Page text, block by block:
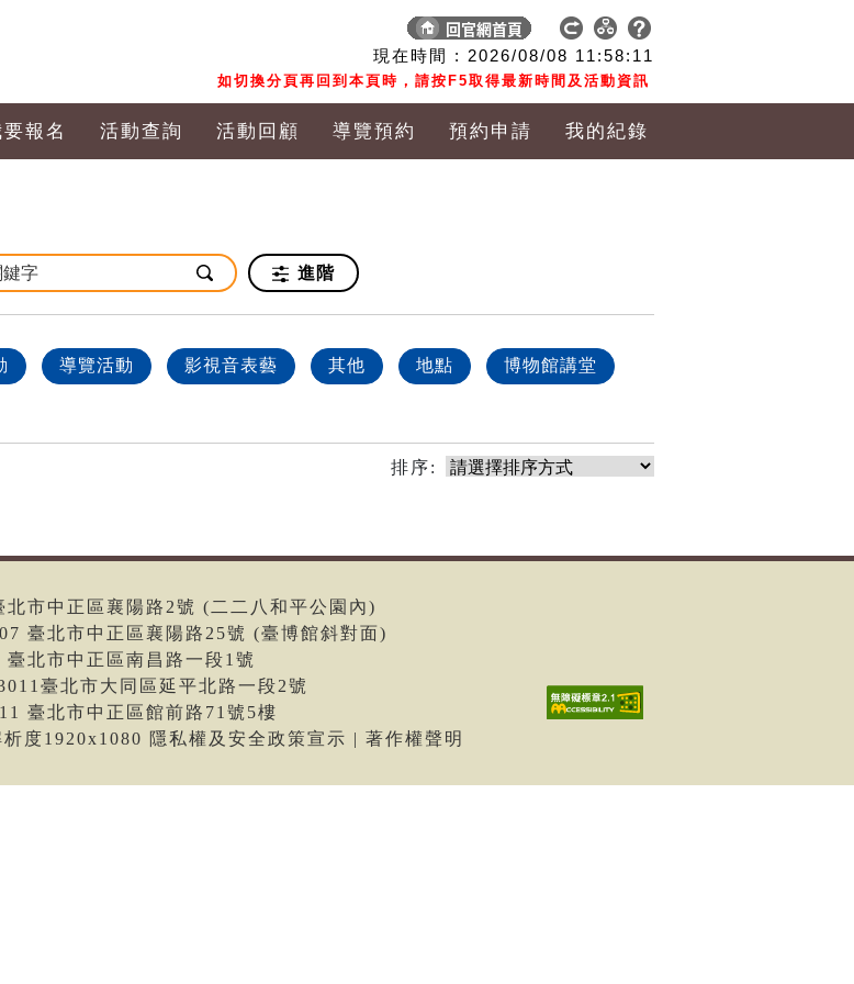
現在時間 : 2026/08/08 11:58:11
如切換分頁再回到本頁時，請按F5取得最新時間及活動資訊
報名 活動查詢 活動回顧 導覽預約 預約申請 我的紀錄
進階
導覽活動 影視音表藝 其他 地點 博物館講堂
排序:
市中正區襄陽路2號 (二二八和平公園內)
臺北市中正區襄陽路25號 (臺博館斜對面)
北市中正區南昌路一段1號
臺北市大同區延平北路一段2號
臺北市中正區館前路71號5樓
度1920x1080 隱私權及安全政策宣示 | 著作權聲明